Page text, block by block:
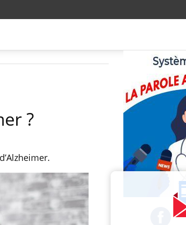
?